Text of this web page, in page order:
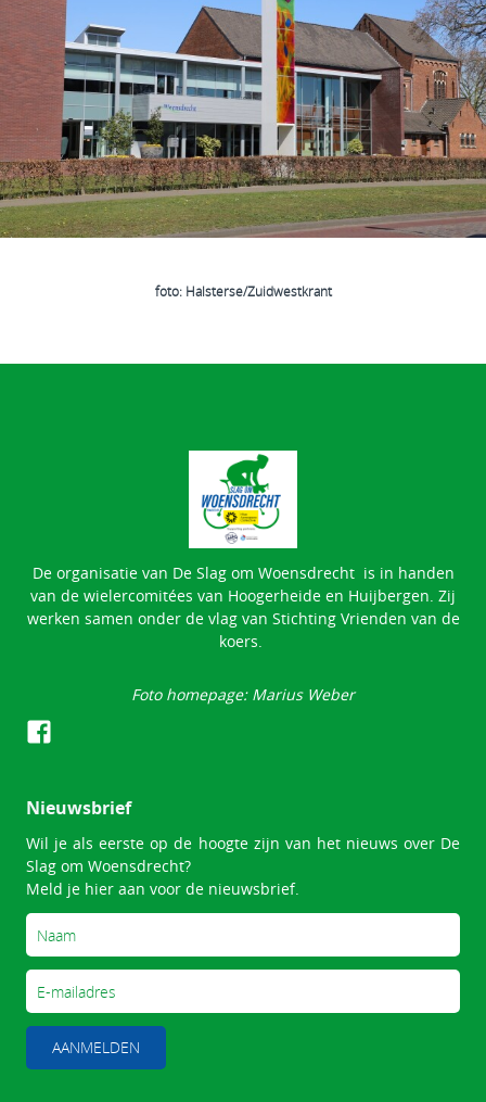
foto: Halsterse/Zuidwestkrant
De organisatie van De Slag om Woensdrecht is in handen
van de wielercomitées van Hoogerheide en Huijbergen. Zij
werken samen onder de vlag van Stichting Vrienden van de
koers.
Foto homepage: Marius Weber
Nieuwsbrief
Wil je als eerste op de hoogte zijn van het nieuws over De
Slag om Woensdrecht?
Meld je hier aan voor de nieuwsbrief.
AANMELDEN